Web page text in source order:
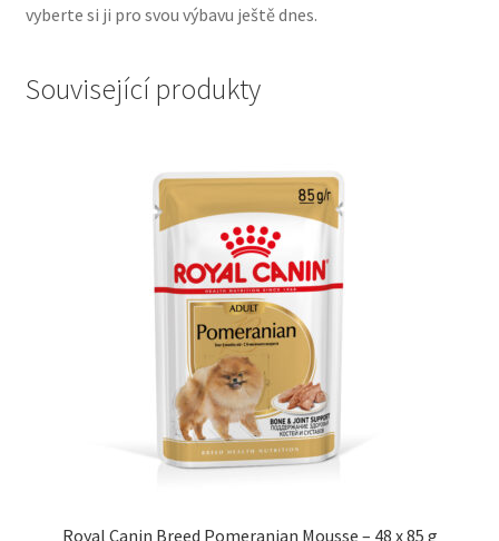
vyberte si ji pro svou výbavu ještě dnes.
Související produkty
Royal Canin Breed Pomeranian Mousse – 48 x 85 g